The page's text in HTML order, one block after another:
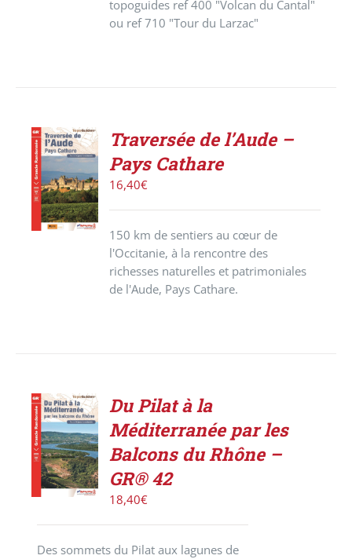
topoguides ref 400 "Volcan du Cantal"
ou ref 710 "Tour du Larzac"
ACHETER
LE
PRODUIT
/
DÉTAILS
Traversée de l’Aude –
Pays Cathare
16,40€
150 km de sentiers au cœur de
l'Occitanie, à la rencontre des
richesses naturelles et patrimoniales
de l'Aude, Pays Cathare.
ACHETER
LE
PRODUIT
/
DÉTAILS
Du Pilat à la
Méditerranée par les
Balcons du Rhône –
GR® 42
18,40€
Des sommets du Pilat aux lagunes de